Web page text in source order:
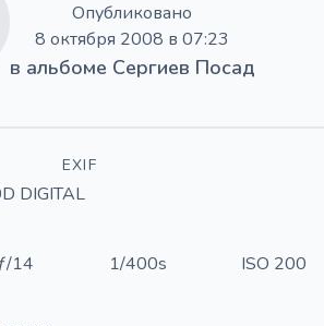
Опубликовано
8 октября 2008 в 07:23
в альбоме Сергиев Посад
EXIF
DIGITAL
14 1/400s
ISO 200